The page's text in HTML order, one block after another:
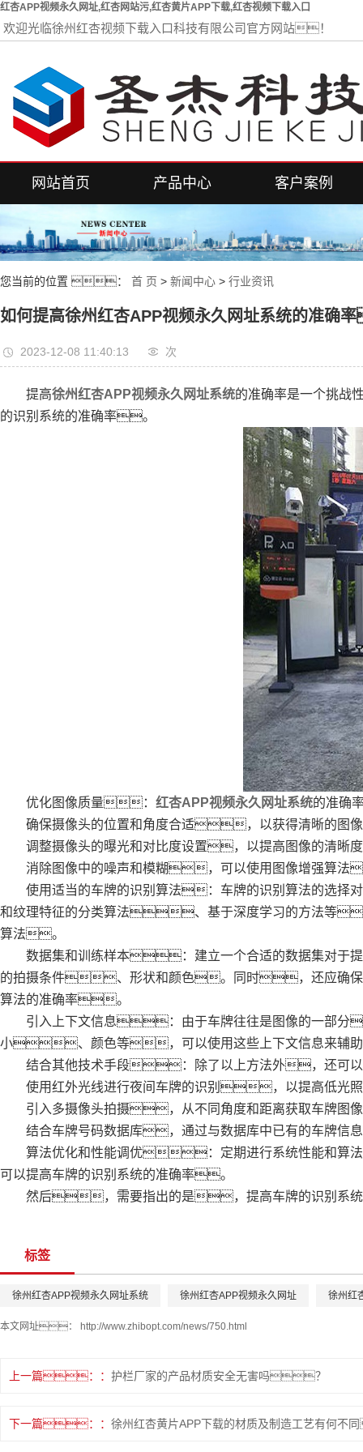
红杏APP视频永久网址,红杏网站污,红杏黄片APP下载,红杏视频下载入口
欢迎光临徐州红杏视频下载入口科技有限公司官方网站！
网站首页 产品中心
红杏APP视频永久网址
电动悬臂门
伸缩平移门
电动广告门
客户案例
您当前的位置 ： 首 页 > 新闻中心 > 行业资讯
如何提高徐州红杏APP视频永久网址系统的准
2023-12-08 11:40:13 次
提高徐州红杏APP视频永久网址系统的准确率是一个挑战
的识别系统的准确率。
优化图像质量： 红杏APP视频永久网址系统的准确
确保摄像头的位置和角度合适，以获得清晰的图
调整摄像头的曝光和对比度设置，以提高图像的清
消除图像中的噪声和模糊，可以使用图像增强算
使用适当的车牌的识别算法：车牌的识别算法的选择
和纹理特征的分类算法、基于深度学习的方法等
算法。
数据集和训练样本：建立一个合适的数据集对于提
的拍摄条件、形状和颜色。同时，还应确保
算法的准确率。
引入上下文信息：由于车牌往往是图像的一部
小、颜色等，可以使用这些上下文信息来辅
结合其他技术手段：除了以上方法外，还可以
使用红外光线进行夜间车牌的识别，以提高低光
引入多摄像头拍摄，从不同角度和距离获取车牌
结合车牌号码数据库，通过与数据库中已有的车牌
算法优化和性能调优：定期进行系统性能和算法
可以提高车牌的识别系统的准确率。
然后，需要指出的是，提高车牌的识别系统
标签
徐州红杏APP视频永久网址系统 徐州红杏APP视频永久网址 徐州红
本文网址： http://www.zhibopt.com/news/750.html
上一篇： 护栏厂家的产品材质安全无害吗？
下一篇： 徐州红杏黄片APP下载的材质及制造工艺有何不